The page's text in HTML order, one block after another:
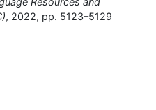
, 2022, pp. 5123–5129